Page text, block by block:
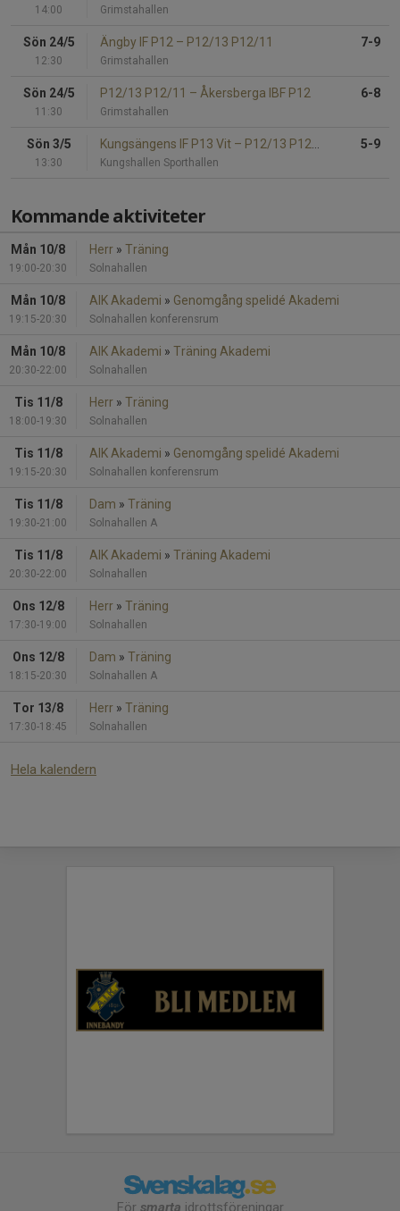
14:00 Grimstahallen
Sön 24/5
12:30
Ängby IF P12 – P12/13 P12/11
Grimstahallen
7-9
Sön 24/5
11:30
P12/13 P12/11 – Åkersberga IBF P12
Grimstahallen
6-8
Sön 3/5
13:30
Kungsängens IF P13 Vit – P12/13 P12/13
Kungshallen Sporthallen
5-9
Kommande aktiviteter
Mån 10/8
19:00-20:30
Herr » Träning
Solnahallen
Mån 10/8
19:15-20:30
AIK Akademi » Genomgång spelidé Akademi
Solnahallen konferensrum
Mån 10/8
20:30-22:00
AIK Akademi » Träning Akademi
Solnahallen
Tis 11/8
18:00-19:30
Herr » Träning
Solnahallen
Tis 11/8
19:15-20:30
AIK Akademi » Genomgång spelidé Akademi
Solnahallen konferensrum
Tis 11/8
19:30-21:00
Dam » Träning
Solnahallen A
Tis 11/8
20:30-22:00
AIK Akademi » Träning Akademi
Solnahallen
Ons 12/8
17:30-19:00
Herr » Träning
Solnahallen
Ons 12/8
18:15-20:30
Dam » Träning
Solnahallen A
Tor 13/8
17:30-18:45
Herr » Träning
Solnahallen
Hela kalendern
För smarta idrottsföreningar